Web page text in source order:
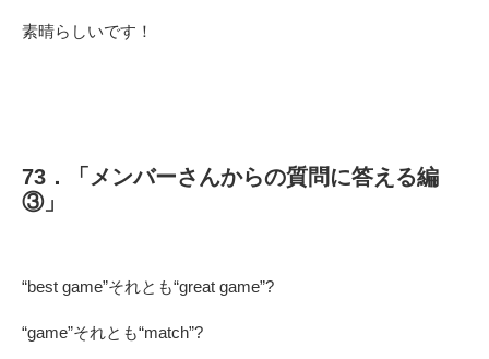
素晴らしいです！
73．「メンバーさんからの質問に答える編
③」
“best game”それとも“great game”?
“game”それとも“match”?